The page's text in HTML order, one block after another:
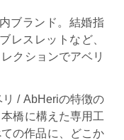
ブランド。結婚指
レスレットなど、
クションでアベリ
/ AbHeriの特徴の
橋に構えた専用工
の作品に、どこか